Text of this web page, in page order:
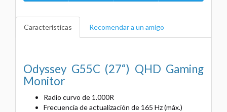
Características Recomendar a un amigo
Odyssey G55C (27“) QHD Gaming
Monitor
Radio curvo de 1.000R
Frecuencia de actualización de 165 Hz (máx.)